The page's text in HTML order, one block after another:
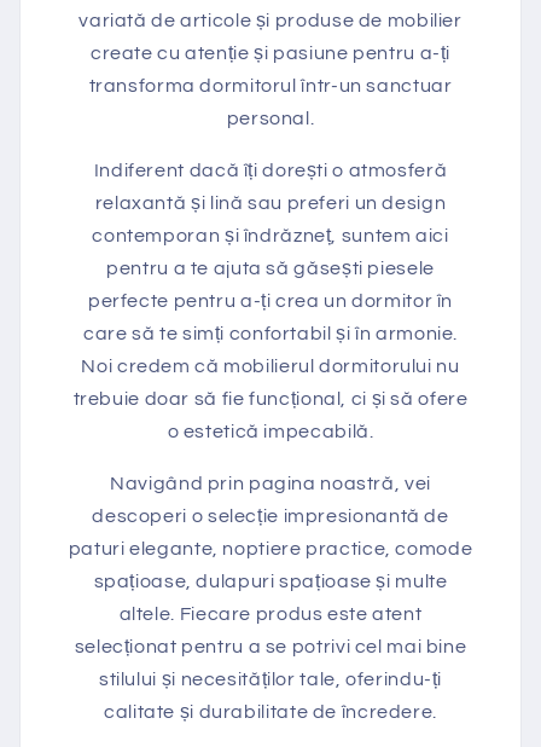
variată de articole și produse de mobilier
create cu atenție și pasiune pentru a-ți
transforma dormitorul într-un sanctuar
personal.
Indiferent dacă îți dorești o atmosferă
relaxantă și lină sau preferi un design
contemporan și îndrăzneț, suntem aici
pentru a te ajuta să găsești piesele
perfecte pentru a-ți crea un dormitor în
care să te simți confortabil și în armonie.
Noi credem că mobilierul dormitorului nu
trebuie doar să fie funcțional, ci și să ofere
o estetică impecabilă.
Navigând prin pagina noastră, vei
descoperi o selecție impresionantă de
paturi elegante, noptiere practice, comode
spațioase, dulapuri spațioase și multe
altele. Fiecare produs este atent
selecționat pentru a se potrivi cel mai bine
stilului și necesităților tale, oferindu-ți
calitate și durabilitate de încredere.